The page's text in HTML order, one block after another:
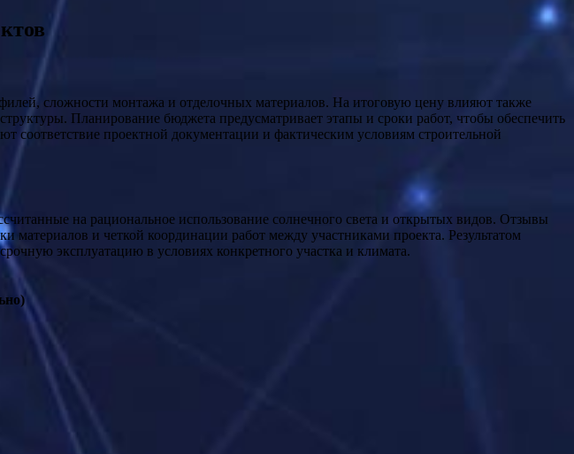
сложности монтажа и отделочных материалов. На итоговую цену влияют также
Планирование бюджета предусматривает этапы и сроки работ, чтобы обеспечить
соответствие проектной документации и фактическим условиям строительной
на рациональное использование солнечного света и открытых видов. Отзывы
материалов и четкой координации работ между участниками проекта. Результатом
эксплуатацию в условиях конкретного участка и климата.